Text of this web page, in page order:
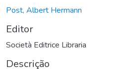
Post, Albert Hermann
Editor
Società Editrice Libraria
Descrição